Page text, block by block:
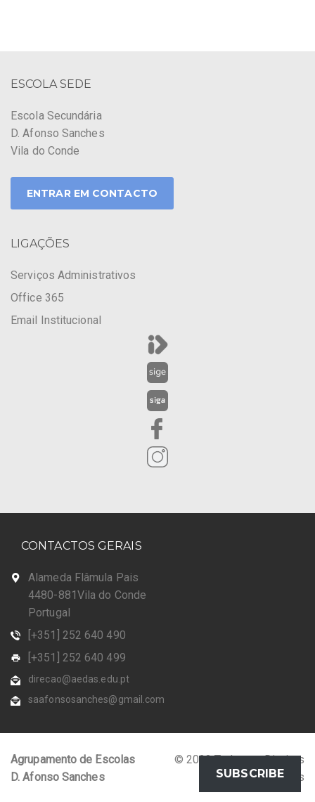
ESCOLA SEDE
Escola Secundária
D. Afonso Sanches
Vila do Conde
ENTRAR EM CONTACTO
LIGAÇÕES
Serviços Administrativos
Office 365
Email Institucional
CONTACTOS GERAIS
Alameda Flâmula Pais
4480-881Vila do Conde
Portugal
[+351] 252 640 490
[+351] 252 640 499
direcao@aedas.edu.pt
saafonsosanches@gmail.com
Agrupamento de Escolas
D. Afonso Sanches
© 2023 Todos os Direitos
Reservados
SUBSCRIBE